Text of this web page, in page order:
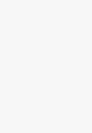
Livraison
Profitez d’une
Tous nos
Bénéficiez